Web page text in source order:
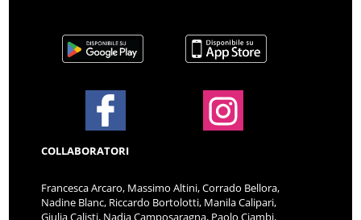
COLLABORATORI
Francesca Arcaro, Massimo Altini, Corrado Bellora,
Nadine Blanc, Riccardo Bortolotti, Manila Calipari,
Giulia Calisti, Nadia Camposaragna, Paolo Ciambi,